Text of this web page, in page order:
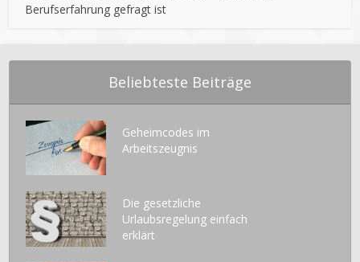
Berufserfahrung gefragt ist
Beliebteste Beiträge
Geheimcodes im
Arbeitszeugnis
Die gesetzliche
Urlaubsregelung einfach
erklärt